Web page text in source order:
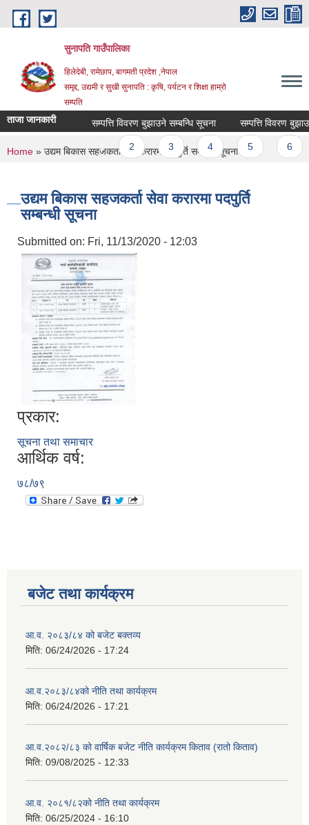
Skip to main content
सुनापति गाउँपालिका
हिलेदेबी, रामेछाप, बागमती प्रदेश ,नेपाल
समृद्द, उद्यमी र सुखी सुनापति : कृषि, पर्यटन र शिक्षा हाम्रो
सम्पति
ताजा जानकारी सम्पत्ति विवरण बुझाउने सम्बन्धि सूचना सम्पत्ति विवरण बुझाउने
Pages
1 2 3 4 5
You are here
Home » उद्यम बिकास सहजकर्ता सेवा करारमा पदपुर्ति सम्बन्धी सूचना
उद्यम बिकास सहजकर्ता सेवा करारमा पदपुर्ति
सम्बन्धी सूचना
Submitted on: Fri, 11/13/2020 - 12:03
प्रकार:
सूचना तथा समाचार
आर्थिक वर्ष:
७८/७९
बजेट तथा कार्यक्रम
आ.व. २०८३/८४ को बजेट बक्तव्य
मिति: 06/24/2026 - 17:24
आ.व.२०८३/८४को नीति तथा कार्यक्रम
मिति: 06/24/2026 - 17:21
आ.व.२०८२/८३ को वार्षिक बजेट नीति कार्यक्रम किताव (रातो किताव)
मिति: 09/08/2025 - 12:33
आ.व. २०८१/८२को नीति तथा कार्यक्रम
मिति: 06/25/2024 - 16:10